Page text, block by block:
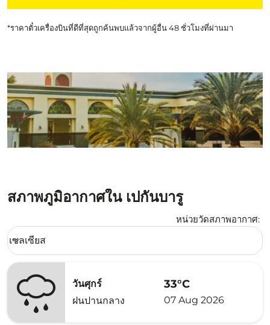
*ราคาตั๋วเครื่องบินที่ดีที่สุดถูกค้นพบแล้วจากผู้อื่น 48 ชั่วโมงที่ผ่านมา
สภาพภูมิอากาศใน เปกันบารู
หน่วยวัดสภาพอากาศ:
Weather unit option เซลเซียส Selected
เซลเซียส
keyboard_arrow_down
วันศุกร์
ฝนปานกลาง
33°C
07 Aug 2026